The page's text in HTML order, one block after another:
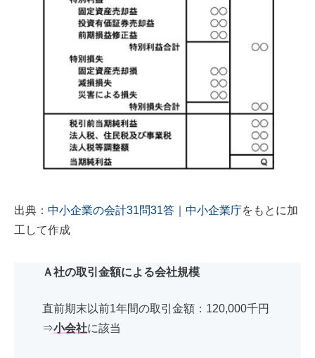
出典： 中小企業の会計31問31答｜中小企業庁をもとに加
工して作成
Ａ社の取引金額による会社規模
直前期末以前1年間の取引金額：120,000千円
⇒小会社に該当